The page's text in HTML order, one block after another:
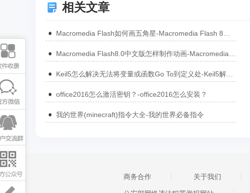
相关文章
office2016怎么激活密钥？-office2016怎么安装？
我的世界(minecraft)指令大全-我的世界必备指令
商务合作 关于我们